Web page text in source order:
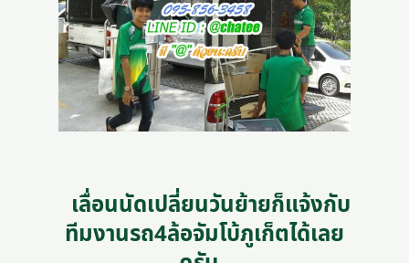
เลื่อนนัดเปลี่ยนวันย้ายก็แจ้งกับ
ทีมงานรถ4ล้อจัมโบ้ภูเก็ตได้เลย